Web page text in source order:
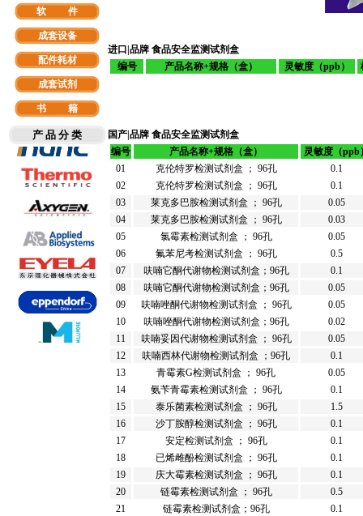
软 件
成套设备
配件耗材
成套试剂
书 籍
产 品 分 类
进口|品牌 食品安全监测试剂盒
编号
产品名称+规格（盒） 灵敏度（ppb）
国产|品牌 食品安全监测试剂盒
编号
产品名称+规格（盒）
灵敏度（ppb
01
克伦特罗检测试剂盒 ； 96孔
0.1
02
克伦特罗检测试剂盒 ； 96孔
0.1
03
莱克多巴胺检测试剂盒 ； 96孔
0.05
04
莱克多巴胺检测试剂盒 ； 96孔
0.03
05
氯霉素检测试剂盒 ； 96孔
0.05
06
氟苯尼考检测试剂盒 ； 96孔
0.5
07
呋喃它酮代谢物检测试剂盒；96孔
0.1
08
呋喃它酮代谢物检测试剂盒；96孔
0.05
09
呋喃唑酮代谢物检测试剂盒 ； 96孔
0.05
10
呋喃唑酮代谢物检测试剂盒；96孔
0.02
11
呋喃妥因代谢物检测试剂盒 ； 96孔
0.05
12
呋喃西林代谢物检测试剂盒 ；96孔
0.1
13
青霉素G检测试剂盒 ； 96孔
0.05
14
氨苄青霉素检测试剂盒 ； 96孔
0.1
15
泰乐菌素检测试剂盒 ； 96孔
1.5
16
沙丁胺醇检测试剂盒 ； 96孔
0.1
17
安定检测试剂盒 ； 96孔
0.1
18
已烯雌酚检测试剂盒 ； 96孔
0.1
19
庆大霉素检测试剂盒 ； 96孔
0.1
20
链霉素检测试剂盒 ； 96孔
0.5
21
链霉素检测试剂盒；96孔
0.1